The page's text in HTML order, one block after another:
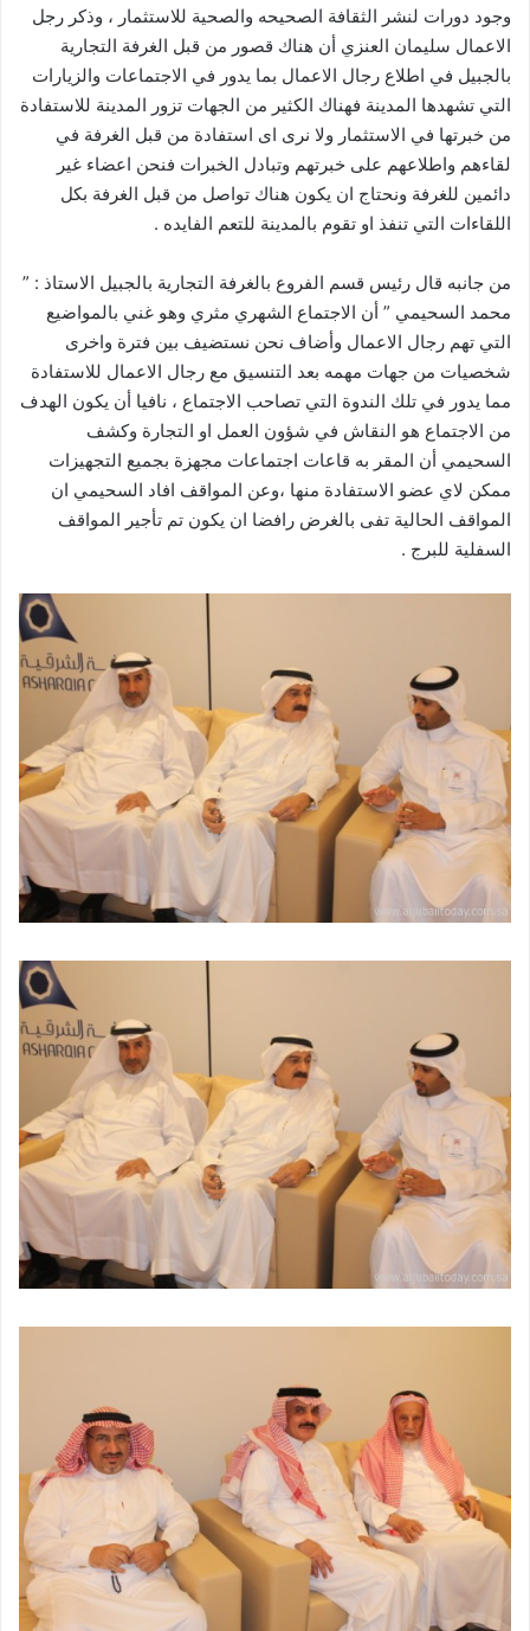
وجود دورات لنشر الثقافة الصحيحه والصحية للاستثمار ، وذكر رجل
الاعمال سليمان العنزي أن هناك قصور من قبل الغرفة التجارية
بالجبيل في اطلاع رجال الاعمال بما يدور في الاجتماعات والزيارات
التي تشهدها المدينة فهناك الكثير من الجهات تزور المدينة للاستفادة
من خبرتها في الاستثمار ولا نرى اى استفادة من قبل الغرفة في
لقاءهم واطلاعهم على خبرتهم وتبادل الخبرات فنحن اعضاء غير
دائمين للغرفة ونحتاج ان يكون هناك تواصل من قبل الغرفة بكل
اللقاءات التي تنفذ او تقوم بالمدينة للتعم الفايده .
من جانبه قال رئيس قسم الفروع بالغرفة التجارية بالجبيل الاستاذ : ”
محمد السحيمي ” أن الاجتماع الشهري مثري وهو غني بالمواضيع
التي تهم رجال الاعمال وأضاف نحن نستضيف بين فترة واخرى
شخصيات من جهات مهمه بعد التنسيق مع رجال الاعمال للاستفادة
مما يدور في تلك الندوة التي تصاحب الاجتماع ، نافيا أن يكون الهدف
من الاجتماع هو النقاش في شؤون العمل او التجارة وكشف
السحيمي أن المقر به قاعات اجتماعات مجهزة بجميع التجهيزات
ممكن لاي عضو الاستفادة منها ،وعن المواقف افاد السحيمي ان
المواقف الحالية تفى بالغرض رافضا ان يكون تم تأجير المواقف
السفلية للبرج .